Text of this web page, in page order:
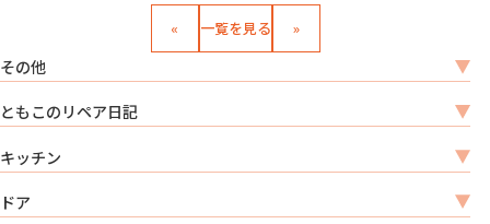
« 一覧を見る »
その他
ともこのリペア日記
キッチン
ドア